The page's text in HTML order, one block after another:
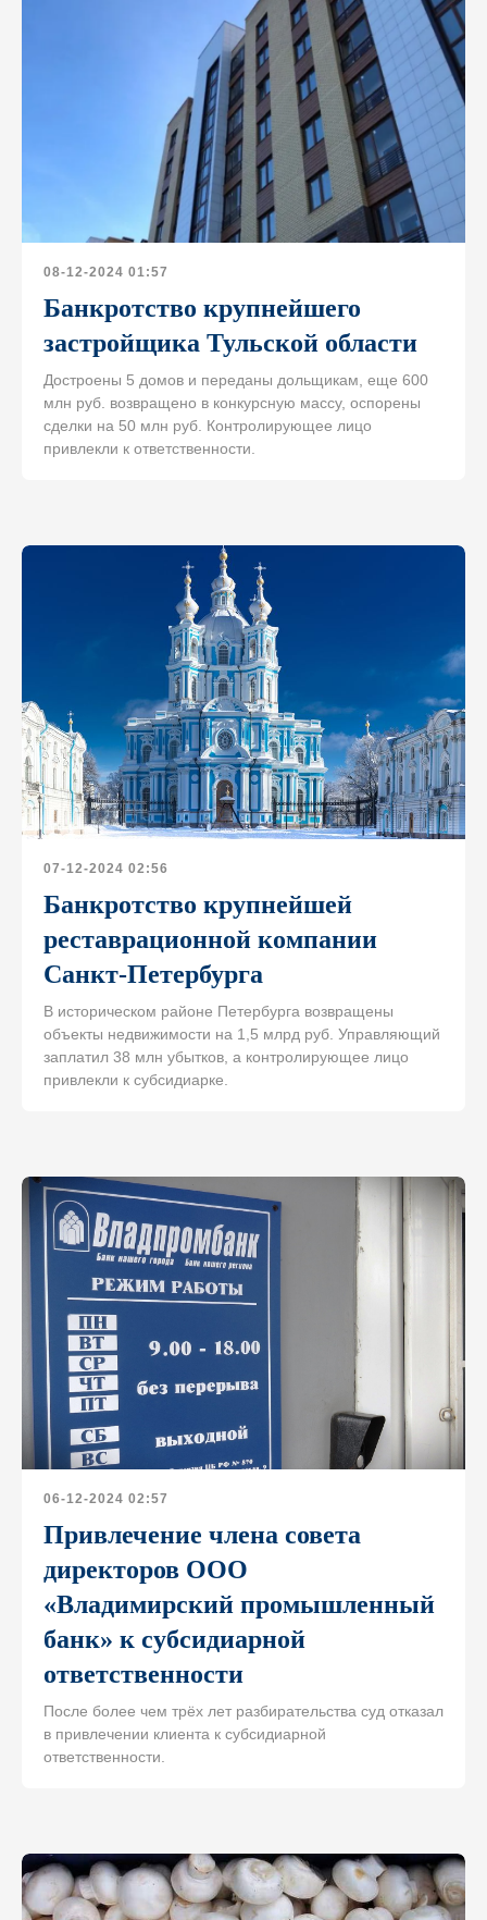
08-12-2024 01:57
Банкротство крупнейшего
застройщика Тульской области
Достроены 5 домов и переданы дольщикам, еще 600
млн руб. возвращено в конкурсную массу, оспорены
сделки на 50 млн руб. Контролирующее лицо
привлекли к ответственности.
07-12-2024 02:56
Банкротство крупнейшей
реставрационной компании
Санкт-Петербурга
В историческом районе Петербурга возвращены
объекты недвижимости на 1,5 млрд руб. Управляющий
заплатил 38 млн убытков, а контролирующее лицо
привлекли к субсидиарке.
06-12-2024 02:57
Привлечение члена совета
директоров ООО
«Владимирский промышленный
банк» к субсидиарной
ответственности
После более чем трёх лет разбирательства суд отказал
в привлечении клиента к субсидиарной
ответственности.